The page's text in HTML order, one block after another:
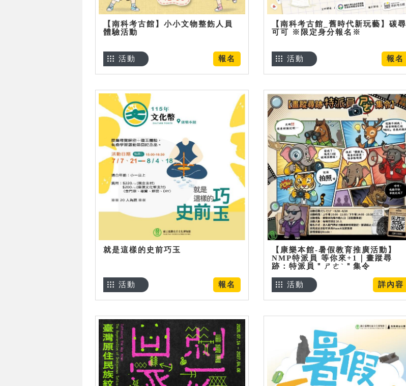
【南科考古館】小小文物整飭人員
體驗活動
報名
活動
【南科考古館_舊時代新玩藝】碳尋
可可 ※限定身分報名※
報名
活動
就是這樣的史前巧玉
報名
活動
【康樂本館-暑假教育推廣活動】
NMP特派員 等你來+1｜畫蹤尋
跡：特派員＂ㄕㄜˋ＂集令
詳內容
活動